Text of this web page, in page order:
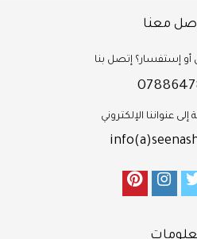
معنا
إستفسار؟ إتصل بنا
عنواننا الإلكتروني